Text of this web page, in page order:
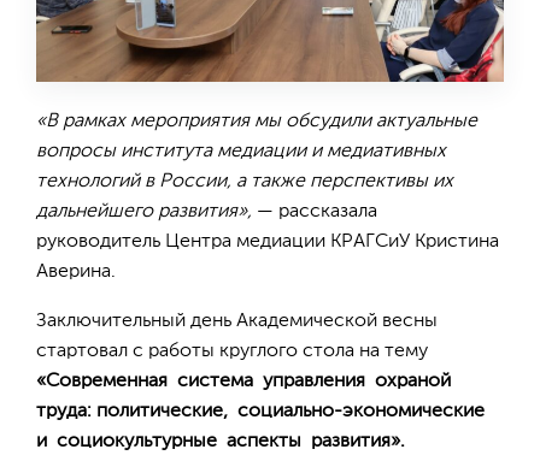
«В рамках мероприятия мы обсудили актуальные
вопросы института медиации и медиативных
технологий в России, а также перспективы их
дальнейшего развития», — рассказала
руководитель Центра медиации КРАГСиУ Кристина
Аверина.
Заключительный день Академической весны
стартовал с работы круглого стола на тему
«Современная система управления охраной
труда: политические, социально-экономические
и социокультурные аспекты развития».